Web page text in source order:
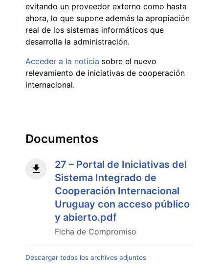
evitando un proveedor externo como hasta
ahora, lo que supone además la apropiación
real de los sistemas informáticos que
desarrolla la administración.
Acceder a la noticia sobre el nuevo
relevamiento de iniciativas de cooperación
internacional.
Documentos
27 – Portal de Iniciativas del
Sistema Integrado de
Cooperación Internacional
Uruguay con acceso público
y abierto.pdf
Ficha de Compromiso
Descargar todos los archivos adjuntos